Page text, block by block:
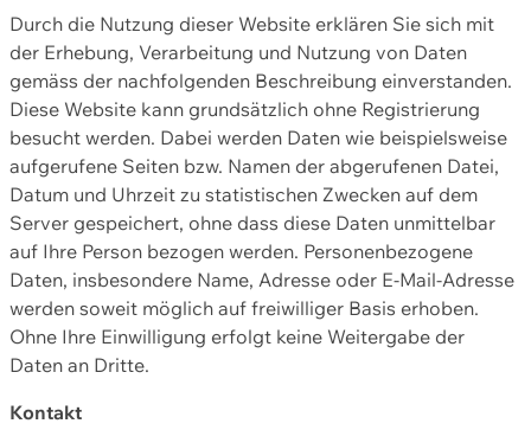
Durch die Nutzung dieser Website erklären Sie sich mit
der Erhebung, Verarbeitung und Nutzung von Daten
gemäss der nachfolgenden Beschreibung einverstanden.
Diese Website kann grundsätzlich ohne Registrierung
besucht werden. Dabei werden Daten wie beispielsweise
aufgerufene Seiten bzw. Namen der abgerufenen Datei,
Datum und Uhrzeit zu statistischen Zwecken auf dem
Server gespeichert, ohne dass diese Daten unmittelbar
auf Ihre Person bezogen werden. Personenbezogene
Daten, insbesondere Name, Adresse oder E-Mail-Adresse
werden soweit möglich auf freiwilliger Basis erhoben.
Ohne Ihre Einwilligung erfolgt keine Weitergabe der
Daten an Dritte.
Kontakt